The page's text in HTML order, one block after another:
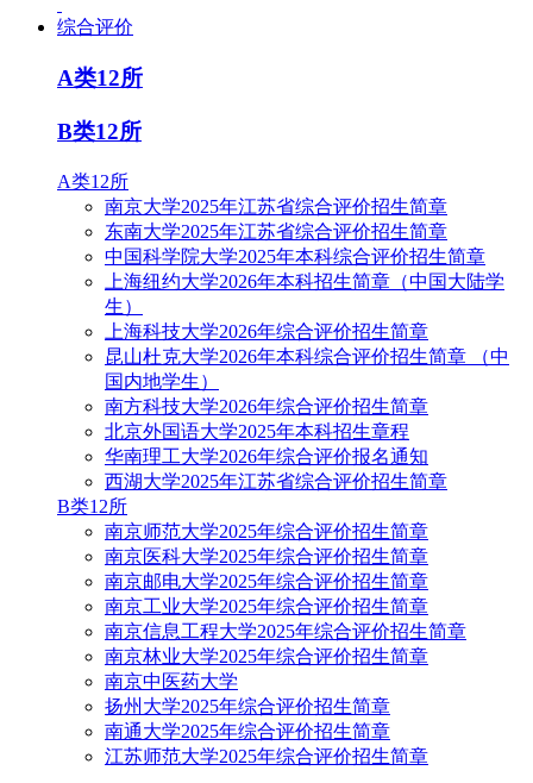
综合评价
A类12所
B类12所
A类12所
南京大学2025年江苏省综合评价招生简章
东南大学2025年江苏省综合评价招生简章
中国科学院大学2025年本科综合评价招生简章
上海纽约大学2026年本科招生简章（中国大陆学
生）
上海科技大学2026年综合评价招生简章
昆山杜克大学2026年本科综合评价招生简章 （中
国内地学生）
南方科技大学2026年综合评价招生简章
北京外国语大学2025年本科招生章程
华南理工大学2026年综合评价报名通知
西湖大学2025年江苏省综合评价招生简章
B类12所
南京师范大学2025年综合评价招生简章
南京医科大学2025年综合评价招生简章
南京邮电大学2025年综合评价招生简章
南京工业大学2025年综合评价招生简章
南京信息工程大学2025年综合评价招生简章
南京林业大学2025年综合评价招生简章
南京中医药大学
扬州大学2025年综合评价招生简章
南通大学2025年综合评价招生简章
江苏师范大学2025年综合评价招生简章